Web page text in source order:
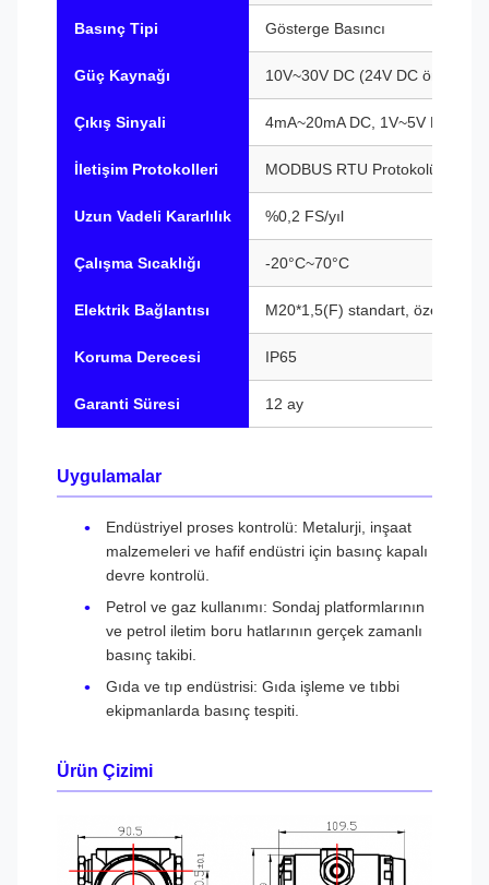
Basınç Tipi Gösterge Basıncı
Güç Kaynağı 10V~30V DC (24V DC önerilir)
Çıkış Sinyali 4mA~20mA DC, 1V~5V DC,
İletişim Protokolleri MODBUS RTU Protokolü,
Uzun Vadeli Kararlılık %0,2 FS/yıl
Çalışma Sıcaklığı -20°C~70°C
Elektrik Bağlantısı M20*1,5(F) standart, özel
Koruma Derecesi IP65
Garanti Süresi 12 ay
Uygulamalar
Endüstriyel proses kontrolü: Metalurji, inşaat
malzemeleri ve hafif endüstri için basınç kapalı
devre kontrolü.
Petrol ve gaz kullanımı: Sondaj platformlarının
ve petrol iletim boru hatlarının gerçek zamanlı
basınç takibi.
Gıda ve tıp endüstrisi: Gıda işleme ve tıbbi
ekipmanlarda basınç tespiti.
Ürün Çizimi